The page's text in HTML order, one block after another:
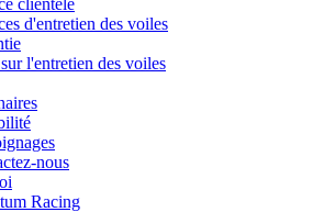
clientèle
d'entretien des voiles
l'entretien des voiles
nous
Racing